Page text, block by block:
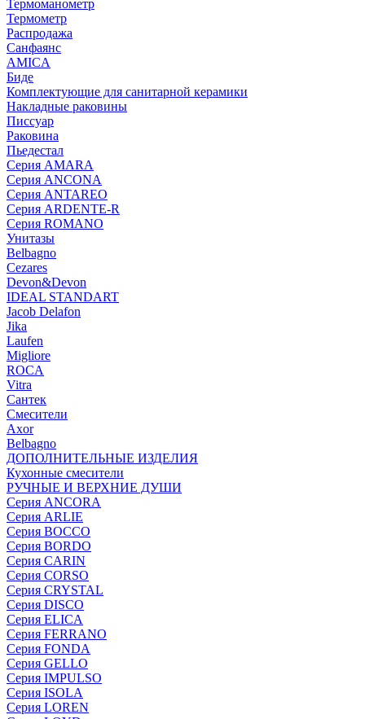
Термоманометр
Термометр
Распродажа
Санфаянс
AMICA
Биде
Комплектующие для санитарной керамики
Накладные раковины
Писсуар
Раковина
Пьедестал
Серия AMARA
Серия ANCONA
Серия ANTAREO
Серия ARDENTE-R
Серия ROMANO
Унитазы
Belbagno
Cezares
Devon&Devon
IDEAL STANDART
Jacob Delafon
Jika
Laufen
Migliore
ROCA
Vitra
Сантек
Смесители
Axor
Belbagno
ДОПОЛНИТЕЛЬНЫЕ ИЗДЕЛИЯ
Кухонные смесители
РУЧНЫЕ И ВЕРХНИЕ ДУШИ
Серия ANCORA
Серия ARLIE
Серия BOCCO
Серия BORDO
Серия CARIN
Серия CORSO
Серия CRYSTAL
Серия DISCO
Серия ELICA
Серия FERRANO
Серия FONDA
Серия GELLO
Серия IMPULSO
Серия ISOLA
Серия LOREN